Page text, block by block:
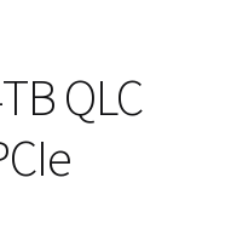
QLC